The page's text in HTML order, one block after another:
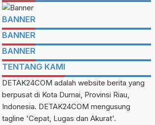
BANNER
BANNER
BANNER
TENTANG KAMI
DETAK24COM adalah website berita yang
berpusat di Kota Dumai, Provinsi Riau,
Indonesia. DETAK24COM mengusung
tagline 'Cepat, Lugas dan Akurat'.